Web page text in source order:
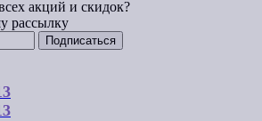
акций и скидок?
рассылку
Подписаться